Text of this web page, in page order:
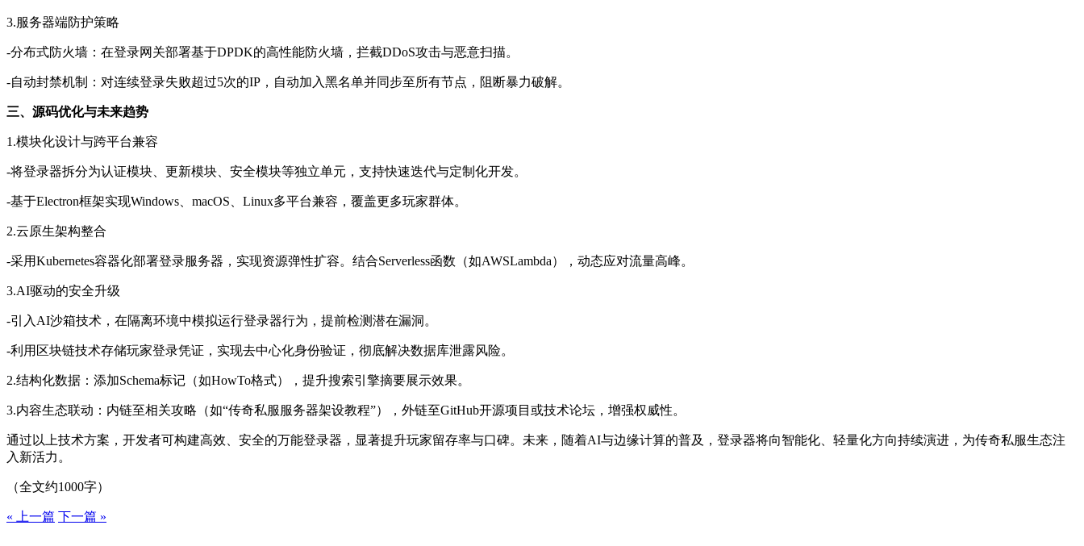
3.服务器端防护策略
-分布式防火墙：在登录网关部署基于DPDK的高性能防火墙，拦截DDoS攻击与恶意扫描。
-自动封禁机制：对连续登录失败超过5次的IP，自动加入黑名单并同步至所有节点，阻断暴力破解。
三、源码优化与未来趋势
1.模块化设计与跨平台兼容
-将登录器拆分为认证模块、更新模块、安全模块等独立单元，支持快速迭代与定制化开发。
-基于Electron框架实现Windows、macOS、Linux多平台兼容，覆盖更多玩家群体。
2.云原生架构整合
-采用Kubernetes容器化部署登录服务器，实现资源弹性扩容。结合Serverless函数（如AWSLambda），动态应对流量高峰。
3.AI驱动的安全升级
-引入AI沙箱技术，在隔离环境中模拟运行登录器行为，提前检测潜在漏洞。
-利用区块链技术存储玩家登录凭证，实现去中心化身份验证，彻底解决数据库泄露风险。
2.结构化数据：添加Schema标记（如HowTo格式），提升搜索引擎摘要展示效果。
3.内容生态联动：内链至相关攻略（如“传奇私服服务器架设教程”），外链至GitHub开源项目或技术论坛，增强权威性。
通过以上技术方案，开发者可构建高效、安全的万能登录器，显著提升玩家留存率与口碑。未来，随着AI与边缘计算的普及，登录器将向智能化、轻量化方向持续演进，为传奇私服生态注
入新活力。
（全文约1000字）
« 上一篇 下一篇 »